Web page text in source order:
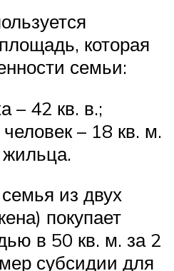
которая
семьи:
– 42 кв. в.;
– 18 кв. м.
жильца.
из двух
покупает
в 50 кв. м. за 2
субсидии для